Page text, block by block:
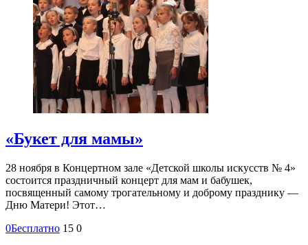
«Букет для мамы»
28 ноября в Концертном зале «Детской школы искусств № 4»
состоится праздничный концерт для мам и бабушек,
посвященный самому трогательному и доброму празднику —
Дню Матери! Этот…
0Бесплатно 15 0